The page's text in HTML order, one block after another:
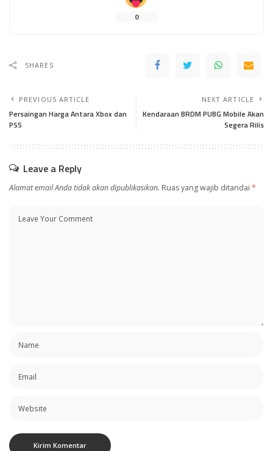
0
SHARES
PREVIOUS ARTICLE
Persaingan Harga Antara Xbox dan
PS5
NEXT ARTICLE
Kendaraan BRDM PUBG Mobile Akan
Segera Rilis
Leave a Reply
Alamat email Anda tidak akan dipublikasikan. Ruas yang wajib ditandai *